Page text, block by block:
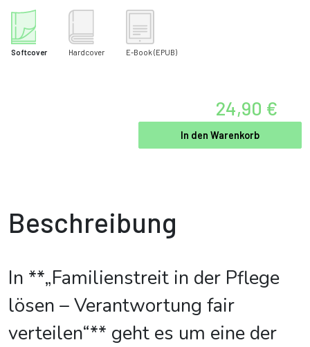
Softcover Hardcover E-Book (EPUB)
24,90 €
In den Warenkorb
Beschreibung
In **„Familienstreit in der Pflege
lösen – Verantwortung fair
verteilen“** geht es um eine der